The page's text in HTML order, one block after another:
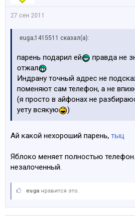
27 сен 2011
euga;1415511 сказал(а):
парень подарил ей
правда не
отжал
Индрану точный адрес не
поменяют сам телефон, а не
(я просто в айфонах не
уету всякую
)
Ай какой нехороший парень, тыц
Яблоко меняет полностью
незалоченный.
euga нравится это.